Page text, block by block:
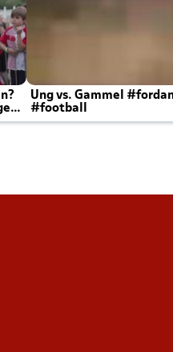
Ung vs. Gammel
#football